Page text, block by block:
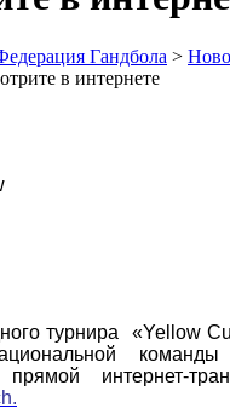
Гандбола >
в интернете
турнира «Yellow
интернет-